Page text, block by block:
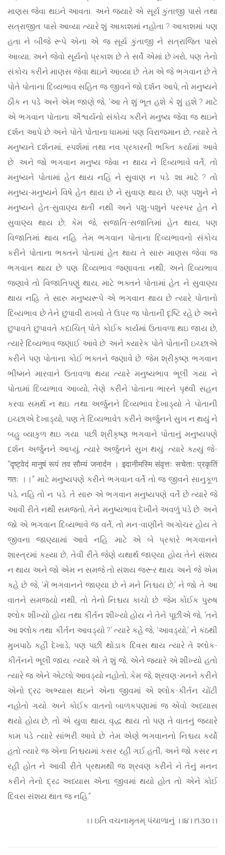
માણસ જેવા થઇને આવતા. અને જ્યારે એ સૂર્ય કુંતાજી પાસે તથા
સત્રાજીત પાસે આવ્યા ત્યારે શું આકાશમાં નહોતા ? આકાશમાં પણ
હતા ને બીજે રૂપે એના એ જ સૂર્ય કુંતાજી ને સત્રાજિત પાસે
આવ્યા; અને જેવો સૂર્યનો પ્રકાશ છે તે સર્વે એમાં છે ખરો, પણ તેનો
સંકોચ કરીને માણસ જેવા થઇને આવ્યા છે. તેમ એ જે ભગવાન છે તે
પોતે પોતાના દિવ્યભાવ સહિત જ જીવને જો દર્શન આપે, તો મનુષ્યને
ઠીક ન પડે અને એમ જાણે જે, ‘આ તે શું ભૂત હશે કે શું હશે ? માટે
એ ભગવાન પોતાના ઐશ્વર્યનો સંકોચ કરીને મનુષ્ય જેવા જ થઇને
દર્શન આપે છે અને પોતે પોતાના ધામમાં પણ વિરાજમાન છે; ત્યારે તે
મનુષ્યને દર્શનમાં, સ્પર્શમાં તથા નવ પ્રકારની ભક્તિ કર્યામાં આવે
છે. અને જો ભગવાન મનુષ્ય જેવા ન થાય ને દિવ્યભાવે વર્તે, તો
મનુષ્યને પોતામાં હેત થાય નહિ ને સુવાણ ન પડે. શા માટે ? તો
મનુષ્ય-મનુષ્યને વિષે હેત થાય છે ને સુવાણ થાય છે, પણ પશુને ને
મનુષ્યને હેત-સુવાણ્ય થતી નથી અને પશુ-પશુને પરસ્પર હેત ને
સુવાણ્ય થાય છે; કેમ જે, સજાતિ-સજાતિમાં હેત થાય, પણ
વિજાતિમાં થાય નહિ. તેમ ભગવાન પોતાના દિવ્યભાવનો સંકોચ
કરીને પોતાના ભક્તને પોતામાં હેત થાય તે સારુ માણસ જેવા જ
ભગવાન થાય છે પણ દિવ્યભાવ જણાવતા નથી; અને દિવ્યભાવ
જણાવે તો વિજાતિપણું થાય, માટે ભક્તને પોતામાં હેત ને સુવાણ્ય
થાય નહિ. તે સારુ મનુષ્યરૂપે એ ભગવાન થાય છે ત્યારે પોતાનો
દિવ્યભાવ છે તેને છુપાવી રાખવો તે ઉપર જ પોતાની દૃષ્ટિ રહે છે અને
છુપાવતે છુપાવતે કદાચિત્ પોતે કોઈક કાર્યમાં ઉતાવળા થઇ જાય છે,
ત્યારે દિવ્યભાવ જણાઈ આવે છે. અને ક્યારેક પોતે પોતાની ઇચ્છાએ
કરીને પણ પોતાના કોઈ ભક્તને જણાવે છે. જેમ શ્રીકૃષ્ણ ભગવાન
ભીષ્મને મારવાને ઉતાવળા થયા ત્યારે મનુષ્યભાવ ભૂલી ગયા ને
પોતામાં દિવ્યભાવ આવ્યો, તેણે કરીને પોતાના ભારને પૃથ્વી સહન
કરવા સમર્થ ન થઇ. તથા અર્જુનને દિવ્યભાવ દેખાડ્યો તે પોતાની
ઇચ્છાએ દેખાડ્યો, પણ તે દિવ્યભાવે૧ કરીને અર્જુનને સુખ ન થયું ને
બહુ વ્યાકુળ થઇ ગયા. પછી શ્રીકૃષ્ણ ભગવાને પોતાનું મનુષ્યપણે
દર્શન અર્જુનને આપ્યું, ત્યારે અર્જુનને સુખ થયું. ત્યારે કહ્યું જે-
“दृष्ट्वेदं मानुषं रूपं तव सौम्यं जनार्दन । इदानीमस्मि संवृत्तः सचेताः प्रकृतिं
गतः ।।” માટે મનુષ્યપણે કરીને ભગવાન વર્તે તો જ જીવને સાનુકૂળ
પડે, નહિ તો ન પડે. તે સારુ એ ભગવાન મનુષ્યપણે વર્તે છે ત્યારે જે
આવી રીતે નથી સમજતો, તેને મનુષ્યભાવ દેખીને અવળું પડે છે. અને
જો એ ભગવાન દિવ્યભાવે જ વર્તે, તો મન-વાણીને અગોચર હોય તે
જીવના જાણ્યામાં આવે નહિ. માટે એ બે પ્રકારે ભગવાનને
શાસ્ત્રમાં કહ્યા છે, તેવી રીતે જેણે યથાર્થ જાણ્યા હોય તેને સંશય
ન થાય અને જો એમ ન સમજે તો સંશય જરૂર થાય. અને જે એમ
કહે છે જે, ‘મેં ભગવાનને જાણ્યા છે ને મને નિશ્ચય છે,’ ને જો તે આ
વાતને સમજ્યો નથી, તો તેનો નિશ્ચય કાચો છે. જેમ કોઈક પુરુષ
શ્લોક શીખ્યો હોય તથા કીર્તન શીખ્યો હોય ને તેને પૂછીએ જે, ‘તને
આ શ્લોક તથા કીર્તન આવડ્યો ?’ ત્યારે કહે જે, ‘આવડ્યો,’ ને કંઠથી
મુખપાઠે કહી દેખાડે; પણ પછી થોડાક દિવસ થાય ત્યારે તે શ્લોક-
કીર્તનને ભૂલી જાય. ત્યારે એ તે શું જે, એને જ્યારે એ શીખ્યો હતો
ત્યારે જ એને એટલો આવડ્યો નહોતો; કેમ જે, શ્રવણ-મનને કરીને
એનો દ્રઢ અભ્યાસ થઇને એના જીવમાં એ શ્લોક-કીર્તન ચોંટી
નહોતો ગયો. અને કોઈક વાતનો બાળકપણામાં જ એવો અધ્યાસ
થયો હોય છે, તો એ યુવા થાય, વૃદ્ધ થાય તો પણ તે વાતનું જ્યારે
કામ પડે ત્યારે સાંભરી આવે છે. તેમ એણે ભગવાનનો નિશ્ચય કર્યો
હતો ત્યારે જ એના નિશ્ચયમાં કસર રહી ગઈ હતી, અને જો કસર ન
રહી હોત ને આવી રીતે પ્રથમથી જ શ્રવણ કરીને ને તેનું મનન
કરીને તેનો દ્રઢ અધ્યાસ એના જીવમાં થયો હોત તો એને કોઈ
દિવસ સંશય થાત જ નહિ.”
।। ઇતિ વચનામૃતમ્ પંચાળાનું ।।૪।।૧૩૦।।